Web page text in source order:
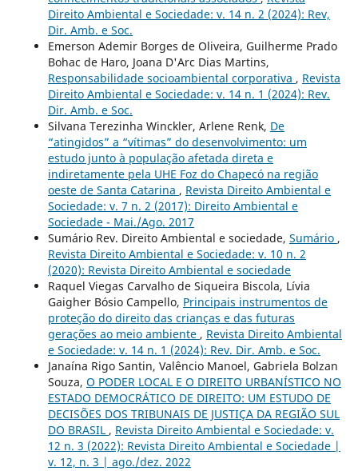
Direito Ambiental e Sociedade: v. 14 n. 2 (2024): Rev,
Dir. Amb. e Soc.
Emerson Ademir Borges de Oliveira, Guilherme Prado
Bohac de Haro, Joana D'Arc Dias Martins,
Responsabilidade socioambiental corporativa , Revista
Direito Ambiental e Sociedade: v. 14 n. 1 (2024): Rev.
Dir. Amb. e Soc.
Silvana Terezinha Winckler, Arlene Renk, De
“atingidos” a “vítimas” do desenvolvimento: um
estudo junto à população afetada direta e
indiretamente pela UHE Foz do Chapecó na região
oeste de Santa Catarina , Revista Direito Ambiental e
Sociedade: v. 7 n. 2 (2017): Direito Ambiental e
Sociedade - Mai./Ago. 2017
Sumário Rev. Direito Ambiental e sociedade, Sumário ,
Revista Direito Ambiental e Sociedade: v. 10 n. 2
(2020): Revista Direito Ambiental e sociedade
Raquel Viegas Carvalho de Siqueira Biscola, Lívia
Gaigher Bósio Campello, Principais instrumentos de
proteção do direito das crianças e das futuras
gerações ao meio ambiente , Revista Direito Ambiental
e Sociedade: v. 14 n. 1 (2024): Rev. Dir. Amb. e Soc.
Janaína Rigo Santin, Valêncio Manoel, Gabriela Bolzan
Souza, O PODER LOCAL E O DIREITO URBANÍSTICO NO
ESTADO DEMOCRÁTICO DE DIREITO: UM ESTUDO DE
DECISÕES DOS TRIBUNAIS DE JUSTIÇA DA REGIÃO SUL
DO BRASIL , Revista Direito Ambiental e Sociedade: v.
12 n. 3 (2022): Revista Direito Ambiental e Sociedade |
v. 12, n. 3 | ago./dez. 2022